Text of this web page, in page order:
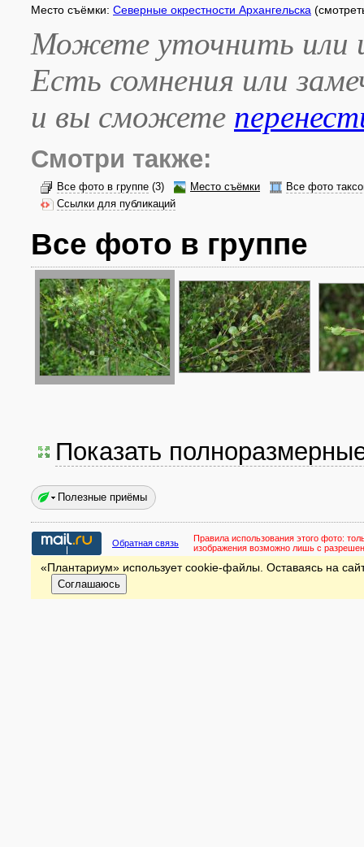
Место съёмки: Северные окрестности Архангельска
Можете уточнить или
Есть сомнения или
и вы сможете
Смотри также:
Все фото в группе (3) Место съёмки
Все фото
Ссылки для публикаций
Все фото в группе
Показать
Полезные приёмы
Обратная связь Правила использования этого фото:
изображения возможно лишь с
«Плантариум» использует cookie-файлы. Оставаясь на
Соглашаюсь